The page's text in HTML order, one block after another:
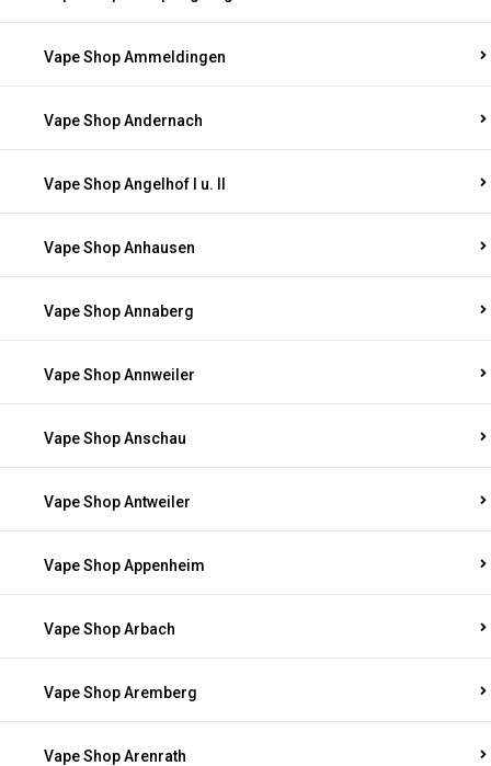
Vape Shop Ammeldingen
Vape Shop Andernach
Vape Shop Angelhof I u. II
Vape Shop Anhausen
Vape Shop Annaberg
Vape Shop Annweiler
Vape Shop Anschau
Vape Shop Antweiler
Vape Shop Appenheim
Vape Shop Arbach
Vape Shop Aremberg
Vape Shop Arenrath